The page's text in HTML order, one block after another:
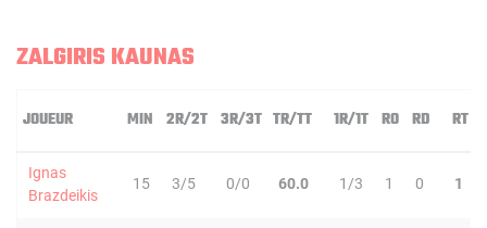
ZALGIRIS KAUNAS
JOUEUR MIN 2R/2T 3R/3T TR/TT 1R/1T RO RD RT
Ignas
Brazdeikis
15 3/5 0/0 60.0 1/3 1 0 1